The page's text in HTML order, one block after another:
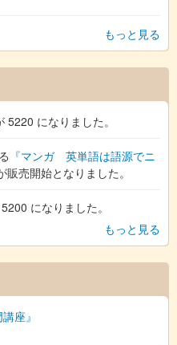
もっと見る
5220 になりました。
『マンガ 英単語は語源でニ
販売開始となりました。
になりました。
もっと見る
座』